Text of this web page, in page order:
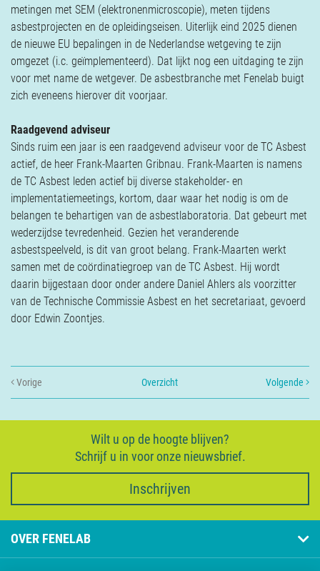
metingen met SEM (elektronenmicroscopie), meten tijdens
asbestprojecten en de opleidingseisen. Uiterlijk eind 2025 dienen
de nieuwe EU bepalingen in de Nederlandse wetgeving te zijn
omgezet (i.c. geïmplementeerd). Dat lijkt nog een uitdaging te zijn
voor met name de wetgever. De asbestbranche met Fenelab buigt
zich eveneens hierover dit voorjaar.
Raadgevend adviseur
Sinds ruim een jaar is een raadgevend adviseur voor de TC Asbest
actief, de heer Frank-Maarten Gribnau. Frank-Maarten is namens
de TC Asbest leden actief bij diverse stakeholder- en
implementatiemeetings, kortom, daar waar het nodig is om de
belangen te behartigen van de asbestlaboratoria. Dat gebeurt met
wederzijdse tevredenheid. Gezien het veranderende
asbestspeelveld, is dit van groot belang. Frank-Maarten werkt
samen met de coördinatiegroep van de TC Asbest. Hij wordt
daarin bijgestaan door onder andere Daniel Ahlers als voorzitter
van de Technische Commissie Asbest en het secretariaat, gevoerd
door Edwin Zoontjes.
Vorige Overzicht Volgende
Wilt u op de hoogte blijven?
Schrijf u in voor onze nieuwsbrief.
Inschrijven
OVER FENELAB